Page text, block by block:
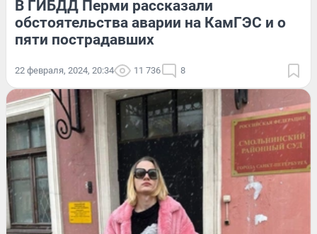
В ГИБДД Перми рассказали
обстоятельства аварии на КамГЭС и о
пяти пострадавших
22 февраля, 2024, 20:34 11 736 8